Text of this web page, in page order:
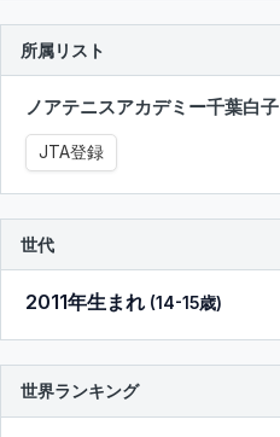
所属リスト
ノアテニスアカデミー千葉白子
JTA登録
世代
2011年生まれ (14-15歳)
世界ランキング